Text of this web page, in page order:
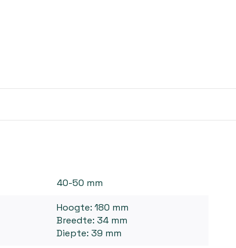
40-50 mm
Hoogte: 180 mm
Breedte: 34 mm
Diepte: 39 mm